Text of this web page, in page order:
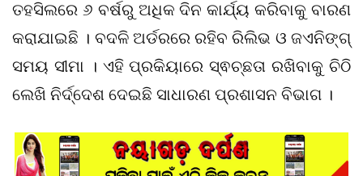
ତହସିଲରେ ୬ ବର୍ଷରୁ ଅଧିକ ଦିନ କାର୍ଯ୍ୟ କରିବାକୁ ବାରଣ
କରାଯାଇଛି । ବଦଳି ଅର୍ଡରରେ ରହିବ ରିଲିଭ ଓ ଜଏନିଙ୍ଗ୍
ସମୟ ସୀମା । ଏହି ପ୍ରକିୟାରେ ସ୍ଵଚ୍ଛତା ରଖିବାକୁ ଚିଠି
ଲେଖି ନିର୍ଦ୍ଦେଶ ଦେଇଛି ସାଧାରଣ ପ୍ରଶାସନ ବିଭାଗ ।